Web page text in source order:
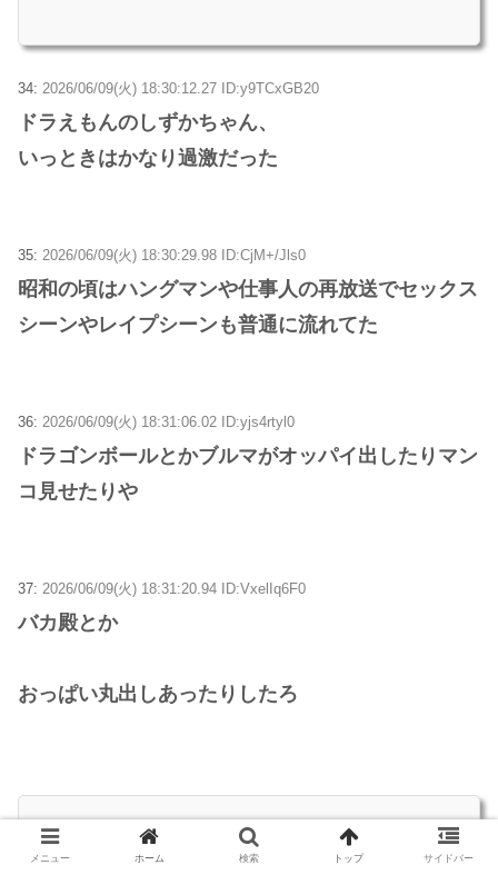
34: 2026/06/09(火) 18:30:12.27 ID:y9TCxGB20
ドラえもんのしずかちゃん、
いっときはかなり過激だった
35: 2026/06/09(火) 18:30:29.98 ID:CjM+/Jls0
昭和の頃はハングマンや仕事人の再放送でセックス
シーンやレイプシーンも普通に流れてた
36: 2026/06/09(火) 18:31:06.02 ID:yjs4rtyl0
ドラゴンボールとかブルマがオッパイ出したりマン
コ見せたりや
37: 2026/06/09(火) 18:31:20.94 ID:VxelIq6F0
バカ殿とか
おっぱい丸出しあったりしたろ
43:2026/06/09(火) 18:32:43.28 ID:5+7M9fuv0
>>37
メニュー ホーム 検索 トップ サイドバー